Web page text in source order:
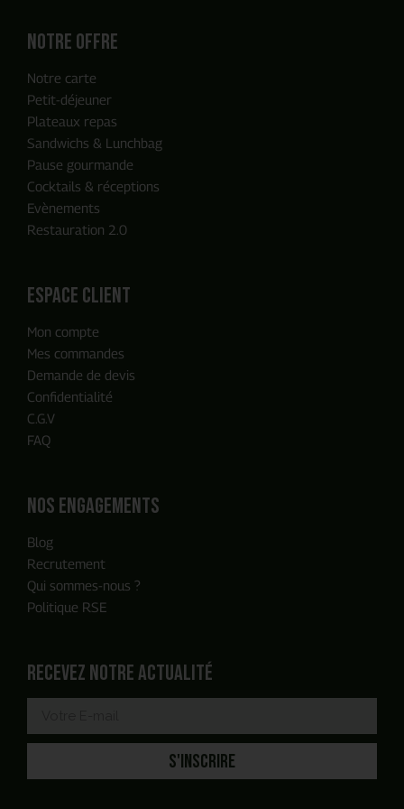
Notre équipe reviendra vers vous
en moins de 24h, c'est promis
Notre offre
Notre carte
Petit-déjeuner
Plateaux repas
Sandwichs & Lunchbag
Pause gourmande
Cocktails & réceptions
Evènements
Restauration 2.0
espace client
Mon compte
Mes commandes
Demande de devis
Confidentialité
C.G.V
FAQ
Nos engagements
Blog
Recrutement
Qui sommes-nous ?
Politique RSE
Recevez notre actualité
S'INSCRIRE